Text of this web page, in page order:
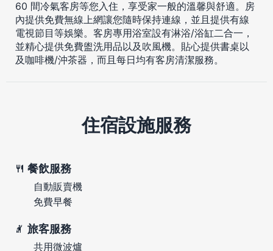
60 間冷氣客房等您入住，享受家一般的溫馨與舒適。房
內提供免費無線上網讓您隨時保持連線，並且提供有線
電視節目等娛樂。客房專用浴室設有淋浴/浴缸二合一，
並精心提供免費盥洗用品以及吹風機。貼心提供書桌以
及咖啡機/沖茶器，而且每日均有客房清潔服務。
住宿設施服務
餐飲服務
自動販賣機
免費早餐
旅客服務
共用微波爐